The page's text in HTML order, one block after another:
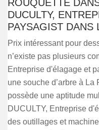
ROUQUETTE
DUCULTY,
PAYSAGIST DANS
Prix intéressant pour
n’existe pas plusieurs
Entreprise d'élagage et
une souche d’arbre à
possède une aptitude
DUCULTY, Entreprise
des outillages et